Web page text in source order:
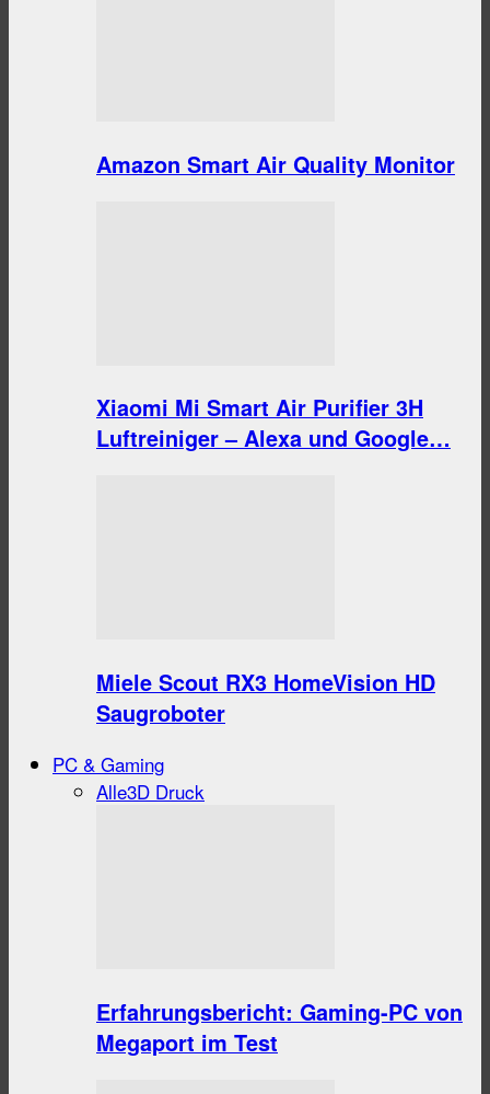
Amazon Smart Air Quality Monitor
Xiaomi Mi Smart Air Purifier 3H
Luftreiniger – Alexa und Google…
Miele Scout RX3 HomeVision HD
Saugroboter
PC & Gaming
Alle3D Druck
Erfahrungsbericht: Gaming-PC von
Megaport im Test